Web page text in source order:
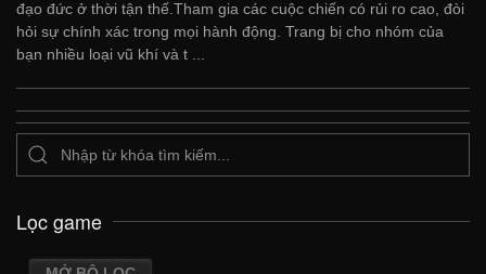
đạo đức ở thời tận thế.Tham gia các cuộc chiến có rủi ro cao, đòi
hỏi sự chính xác trong mọi hành động. Trang bị cho nhóm của
bạn nhiều loại vũ khí và t ...
Lọc game